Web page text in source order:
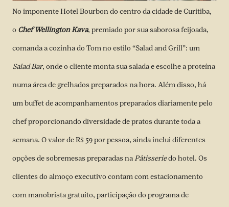
No imponente Hotel Bourbon do centro da cidade de Curitiba,
o Chef Wellington Kava, premiado por sua saborosa feijoada,
comanda a cozinha do Tom no estilo “Salad and Grill”: um
Salad Bar, onde o cliente monta sua salada e escolhe a proteína
numa área de grelhados preparados na hora. Além disso, há
um buffet de acompanhamentos preparados diariamente pelo
chef proporcionando diversidade de pratos durante toda a
semana. O valor de R$ 59 por pessoa, ainda inclui diferentes
opções de sobremesas preparadas naPâtisseriedo hotel. Os
clientes do almoço executivo contam com estacionamento
com manobrista gratuito, participação do programa de